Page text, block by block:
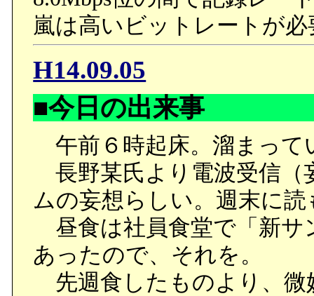
嵐は高いビットレートが
H14.09.05
■今日の出来事
午前６時起床。溜まって
長野某氏より電波受信（
ムの妄想らしい。週末に読
昼食は社員食堂で「新サ
あったので、それを。
先週食したものより、微